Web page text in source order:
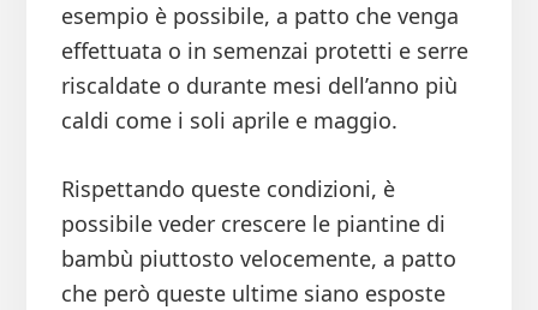
esempio è possibile, a patto che venga
effettuata o in semenzai protetti e serre
riscaldate o durante mesi dell’anno più
caldi come i soli aprile e maggio.
Rispettando queste condizioni, è
possibile veder crescere le piantine di
bambù piuttosto velocemente, a patto
che però queste ultime siano esposte